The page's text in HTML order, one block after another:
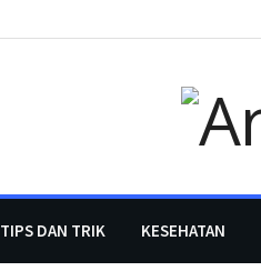
TIPS DAN TRIK KESEHATAN